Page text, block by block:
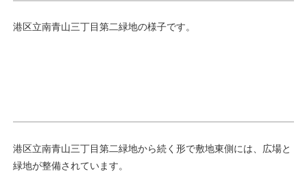
港区立南青山三丁目第二緑地の様子です。
港区立南青山三丁目第二緑地から続く形で敷地東側には、広場と
緑地が整備されています。